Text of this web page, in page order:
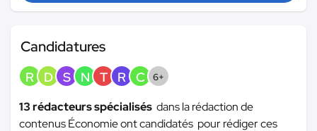
Candidatures
R D S N T R C 6+
13 rédacteurs spécialisés dans la rédaction de
contenus Économie ont candidatés pour rédiger ces